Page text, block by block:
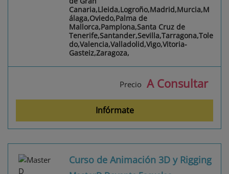
Canaria,Lleida,Logroño,Madrid,Murcia,M
álaga,Oviedo,Palma de
Mallorca,Pamplona,Santa Cruz de
Tenerife,Santander,Sevilla,Tarragona,Tole
do,Valencia,Valladolid,Vigo,Vitoria-
Gasteiz,Zaragoza,
Precio A Consultar
Infórmate
Curso de Animación 3D y Rigging